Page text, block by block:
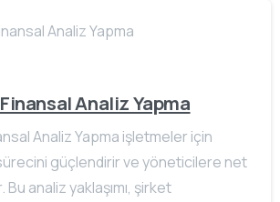
Analiz Yapma
Analiz Yapma işletmeler için
güçlendirir ve yöneticilere net
analiz yaklaşımı, şirket